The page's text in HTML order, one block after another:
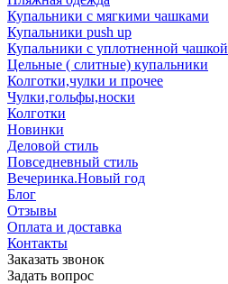
Купальники с мягкими чашками
Купальники push up
Купальники с уплотненной чашкой
Цельные ( слитные) купальники
Колготки,чулки и прочее
Чулки,гольфы,носки
Колготки
Новинки
Деловой стиль
Повседневный стиль
Вечеринка.Новый год
Блог
Отзывы
Оплата и доставка
Контакты
Заказать звонок
Задать вопрос